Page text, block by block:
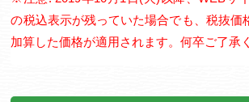
の税込表示が残っていた場合でも、税抜価
加算した価格が適用されます。何卒ご了承